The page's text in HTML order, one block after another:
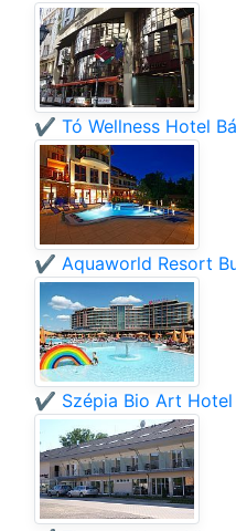
✔️ Tó Wellness Hotel
✔️ Aquaworld Resort
✔️ Szépia Bio Art